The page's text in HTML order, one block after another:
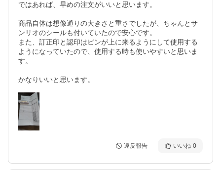
ではあれば、早めの注文がいいと思います。
商品自体は想像通りの大きさと重さでしたが、ちゃんとサ
ンリオのシールも付いていたので安心です。
また、訂正印と認印はピンが上に来るようにして使用する
ようになっていたので、使用する時も使いやすいと思いま
す。
違反報告 いいね 0